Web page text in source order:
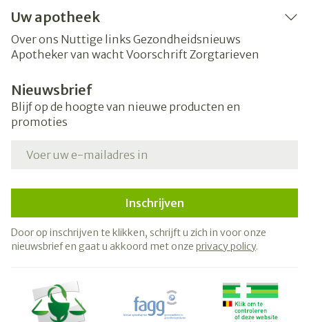
Uw apotheek
Over ons Nuttige links Gezondheidsnieuws
Apotheker van wacht Voorschrift Zorgtarieven
Nieuwsbrief
Blijf op de hoogte van nieuwe producten en
promoties
Inschrijven
Door op inschrijven te klikken, schrijft u zich in voor onze
nieuwsbrief en gaat u akkoord met onze privacy policy.